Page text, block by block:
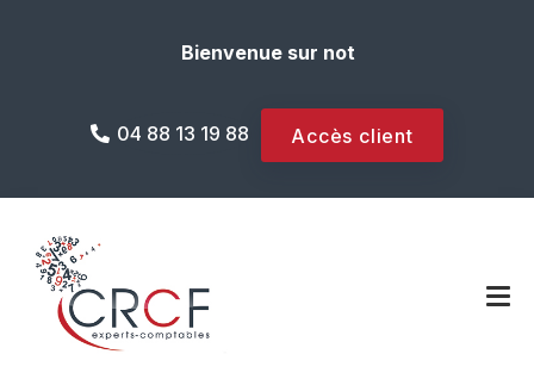
Bienvenue sur notre site internet !
04 88 13 19 88 Accès client